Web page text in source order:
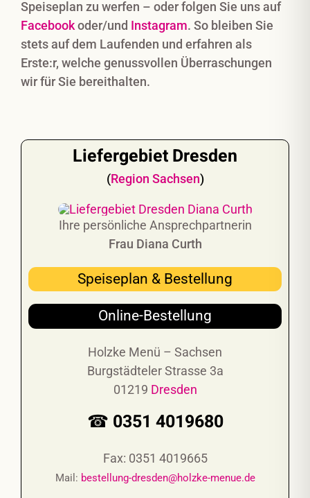
Speiseplan zu werfen – oder folgen Sie uns auf
Facebookoder/und Instagram. So bleiben Sie
stets auf dem Laufenden und erfahren als
Erste:r, welche genussvollen Überraschungen
wir für Sie bereithalten.
Liefergebiet Dresden
(Region Sachsen)
Ihre persönliche Ansprechpartnerin
Frau Diana Curth
Speiseplan & Bestellung
Online-Bestellung
Holzke Menü – Sachsen
Burgstädteler Strasse 3a
01219 Dresden
☎ 0351 4019680
Fax: 0351 4019665
Mail: bestellung-dresden@holzke-menue.de